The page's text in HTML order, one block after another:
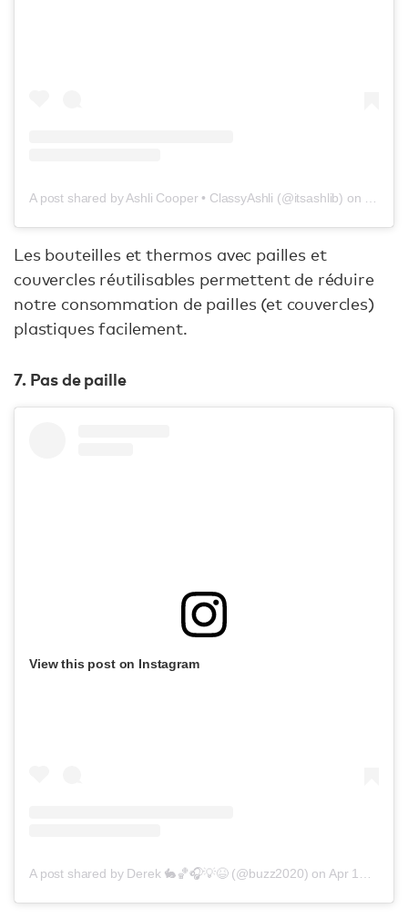
A post shared by Ashli Cooper • ClassyAshli (@itsashlib) on Jul 1,
Les bouteilles et thermos avec pailles et
couvercles réutilisables permettent de réduire
notre consommation de pailles (et couvercles)
plastiques facilement.
7. Pas de paille
View this post on Instagram
A post shared by Derek 🐇🏀🎧💡😆 (@buzz2020) on Apr 13, 2017 at 11:40am PDT